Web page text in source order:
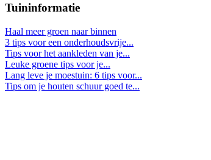
Tuininformatie
Haal meer groen naar binnen
3 tips voor een onderhoudsvrije...
Tips voor het aankleden van je...
Leuke groene tips voor je...
Lang leve je moestuin: 6 tips voor...
Tips om je houten schuur goed te...